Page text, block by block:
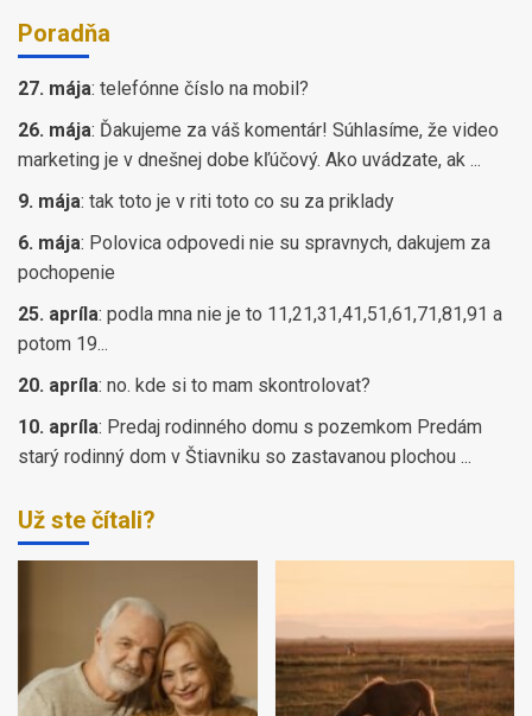
Poradňa
27. mája: telefónne číslo na mobil?
26. mája: Ďakujeme za váš komentár! Súhlasíme, že video
marketing je v dnešnej dobe kľúčový. Ako uvádzate, ak ...
9. mája: tak toto je v riti toto co su za priklady
6. mája: Polovica odpovedi nie su spravnych, dakujem za
pochopenie
25. apríla: podla mna nie je to 11,21,31,41,51,61,71,81,91 a
potom 19...
20. apríla: no. kde si to mam skontrolovat?
10. apríla: Predaj rodinného domu s pozemkom Predám
starý rodinný dom v Štiavniku so zastavanou plochou ...
Už ste čítali?